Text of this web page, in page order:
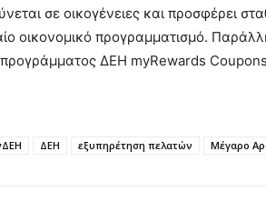
σε οικογένειες και προσφέρει
οικονομικό προγραμματισμό.
ΔΕΗ myRewards
ΔΕΗ εξυπηρέτηση πελατών Μέγαρο